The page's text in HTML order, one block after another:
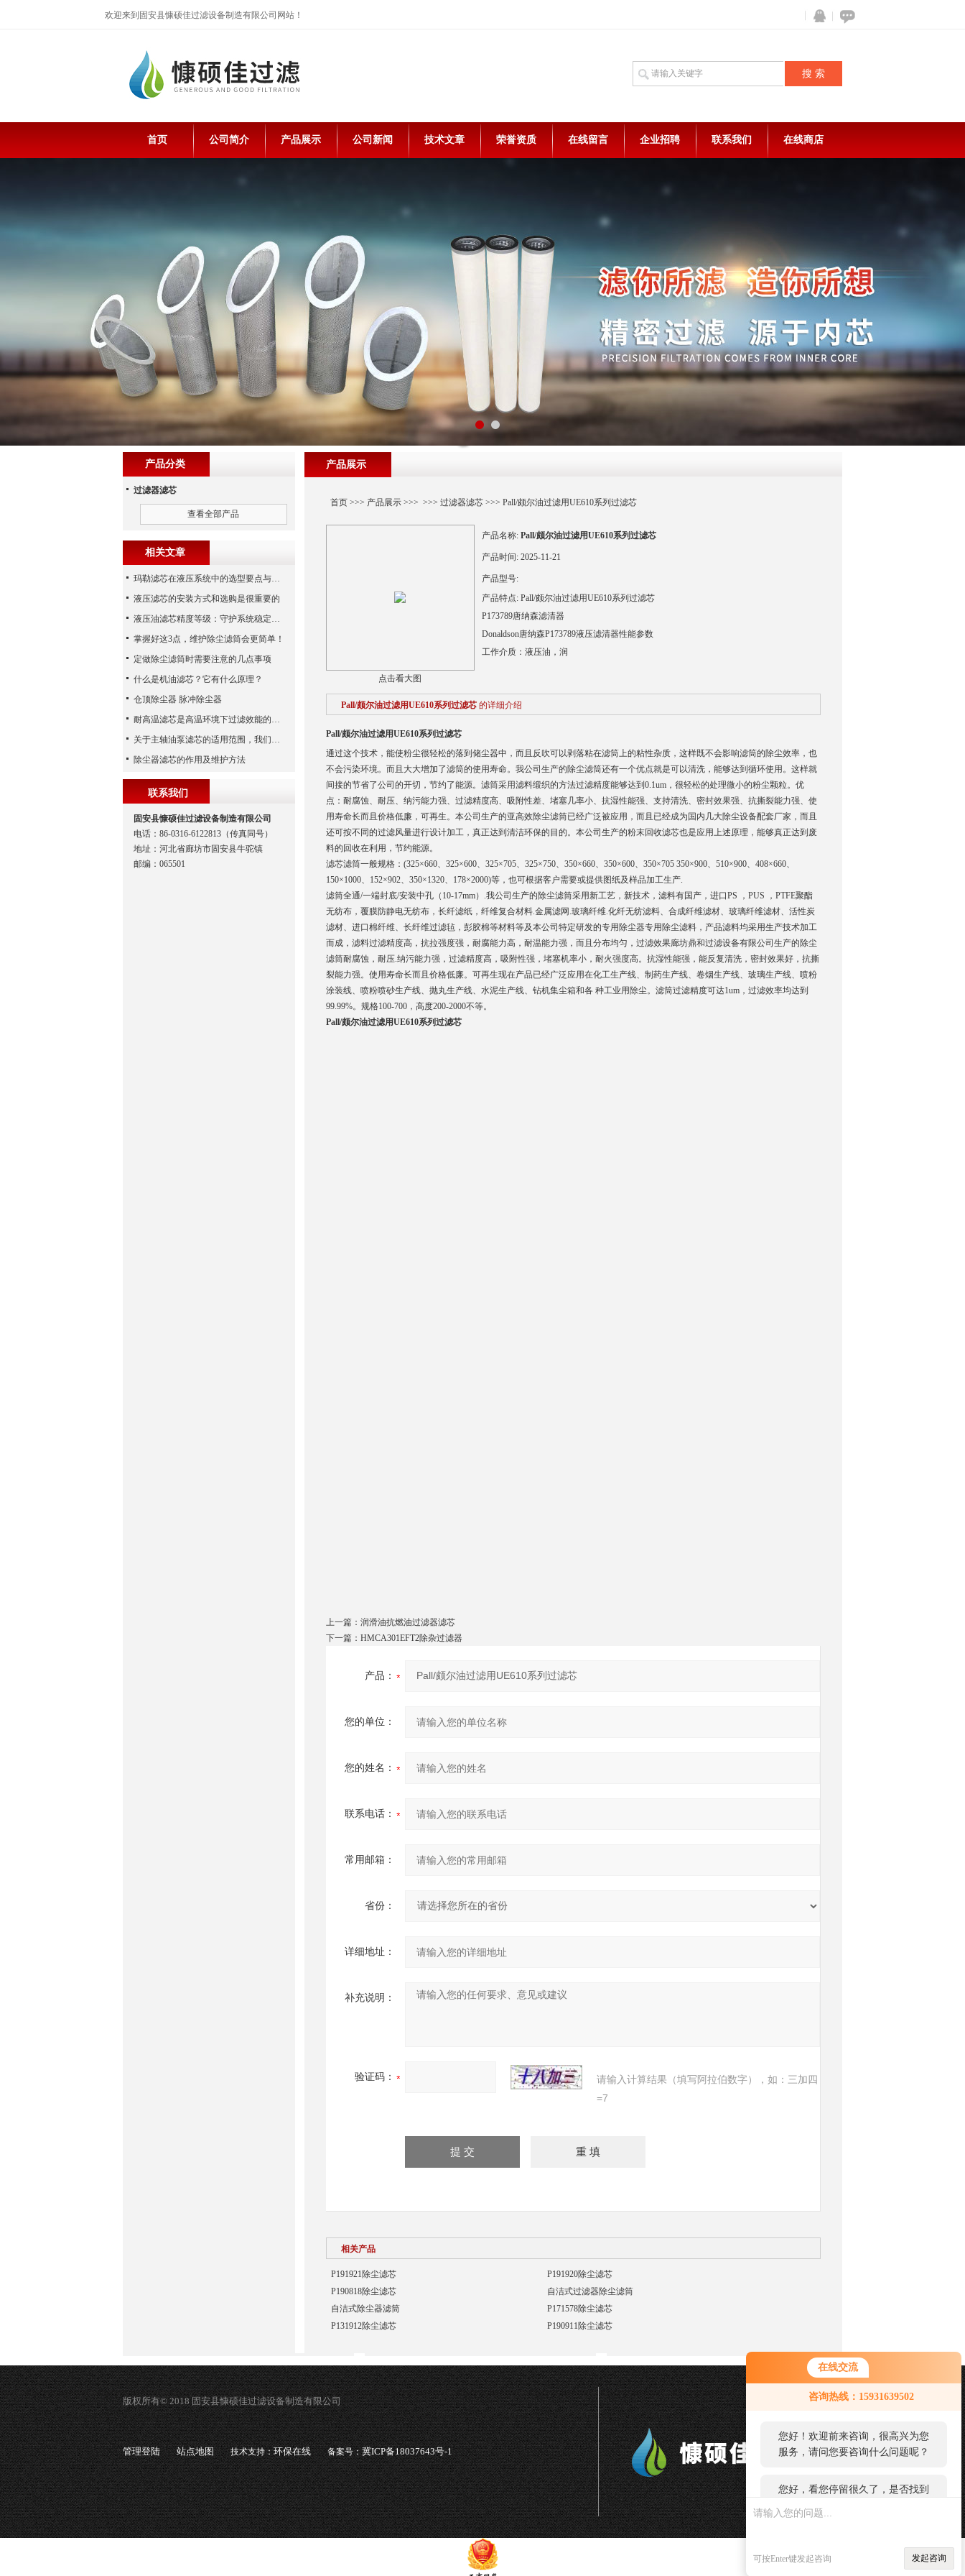
在线交流
咨询热线：15931639502
您好！欢迎前来咨询，很高兴为您
服务，请问您要咨询什么问题呢？
您好，看您停留很久了，是否找到
了需求产品，您可以直接在线与我
可按Enter键发起咨询 发起咨询
欢迎来到固安县慷硕佳过滤设备制造有限公司网站！
在线咨
QQ
首页 公司简介 产品展示 公司新闻 技术文章 荣誉资质 在线留言 企业招聘 联系我们 在线商店
产品展示
首页>>> 产品展示>>> >>> 过滤器滤芯>>> Pall/颇尔油过滤用UE610系列过滤芯
点击看大图
产品名称: Pall/颇尔油过滤用UE610系列过滤芯
产品时间: 2025-11-21
产品型号:
产品特点: Pall/颇尔油过滤用UE610系列过滤芯
P173789唐纳森滤清器
Donaldson唐纳森P173789液压滤清器性能参数
工作介质：液压油，润
Pall/颇尔油过滤用UE610系列过滤芯 的详细介绍
Pall/颇尔油过滤用UE610系列过滤芯
通过这个技术，能使粉尘很轻松的落到储尘器中，而且反吹可以剥落粘在滤筒上的粘性杂质，这样既不会影响滤筒的除尘效率，也
不会污染环境。而且大大增加了滤筒的使用寿命。我公司生产的除尘滤筒还有一个优点就是可以清洗，能够达到循环使用。这样就
间接的节省了公司的开切，节约了能源。滤筒采用滤料缎织的方法过滤精度能够达到0.1um，很轻松的处理微小的粉尘颗粒。优
点：耐腐蚀、耐压、纳污能力强、过滤精度高、吸附性差、堵塞几率小、抗湿性能强、支持清洗、密封效果强、抗撕裂能力强、使
用寿命长而且价格低廉，可再生。本公司生产的亚高效除尘滤筒已经广泛被应用，而且已经成为国内几大除尘设备配套厂家，而且
还可按不同的过滤风量进行设计加工，真正达到清洁环保的目的。本公司生产的粉末回收滤芯也是应用上述原理，能够真正达到废
料的回收在利用，节约能源。
滤芯滤筒一般规格：(325×660、325×600、325×705、325×750、350×660、350×600、350×705 350×900、510×900、408×660、
150×1000、152×902、350×1320、178×2000)等，也可根据客户需要或提供图纸及样品加工生产.
滤筒全通/一端封底/安装中孔（10-17mm）.我公司生产的除尘滤筒采用新工艺，新技术，滤料有国产，进口PS ，PUS ，PTFE聚酯
无纺布，覆膜防静电无纺布，长纤滤纸，纤维复合材料.金属滤网.玻璃纤维.化纤无纺滤料、合成纤维滤材、玻璃纤维滤材、活性炭
滤材、进口棉纤维、长纤维过滤毡，彭胶棉等材料等及本公司特定研发的专用除尘器专用除尘滤料，产品滤料均采用生产技术加工
而成，滤料过滤精度高，抗拉强度强，耐腐能力高，耐温能力强，而且分布均匀，过滤效果廊坊鼎和过滤设备有限公司生产的除尘
滤筒耐腐蚀，耐压.纳污能力强，过滤精度高，吸附性强，堵塞机率小，耐火强度高。抗湿性能强，能反复清洗，密封效果好，抗撕
裂能力强。使用寿命长而且价格低廉。可再生现在产品已经广泛应用在化工生产线、制药生产线、卷烟生产线、玻璃生产线、喷粉
涂装线、喷粉喷砂生产线、抛丸生产线、水泥生产线、钻机集尘箱和各 种工业用除尘。滤筒过滤精度可达1um，过滤效率均达到
99.99%。规格100-700，高度200-2000不等。
Pall/颇尔油过滤用UE610系列过滤芯
上一篇： 润滑油抗燃油过滤器滤芯
下一篇： HMCA301EFT2除杂过滤器
产品：
您的单位：
您的姓名：
联系电话：
常用邮箱：
省份：
详细地址：
补充说明：
验证码：
请输入计算结果（填写阿拉伯数字），如：三加四
=7
相关产品
P191921除尘滤芯
P191920除尘滤芯
P190818除尘滤芯
自洁式过滤器除尘滤筒
自洁式除尘器滤筒
P171578除尘滤芯
P131912除尘滤芯
P190911除尘滤芯
产品分类
过滤器滤芯
查看全部产品
相关文章
玛勒滤芯在液压系统中的选型要点与常见误区
液压滤芯的安装方式和选购是很重要的
液压油滤芯精度等级：守护系统稳定与寿命的“微米标尺”
掌握好这3点，维护除尘滤筒会更简单！
定做除尘滤筒时需要注意的几点事项
什么是机油滤芯？它有什么原理？
仓顶除尘器 脉冲除尘器
耐高温滤芯是高温环境下过滤效能的安全守护者
关于主轴油泵滤芯的适用范围，我们已经为您整理好了
除尘器滤芯的作用及维护方法
联系我们
固安县慷硕佳过滤设备制造有限公司
电话：86-0316-6122813（传真同号）
地址：河北省廊坊市固安县牛驼镇
邮编：065501
版权所有© 2018 固安县慷硕佳过滤设备制造有限公司
管理登陆 站点地图 技术支持：环保在线 备案号：冀ICP备18037643号-1